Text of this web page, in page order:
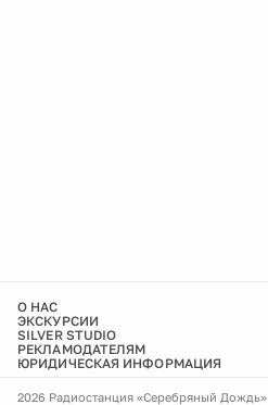
О НАС
ЭКСКУРСИИ
SILVER STUDIO
РЕКЛАМОДАТЕЛЯМ
ЮРИДИЧЕСКАЯ ИНФОРМАЦИЯ
2026 Радиостанция «Серебряный Дождь»